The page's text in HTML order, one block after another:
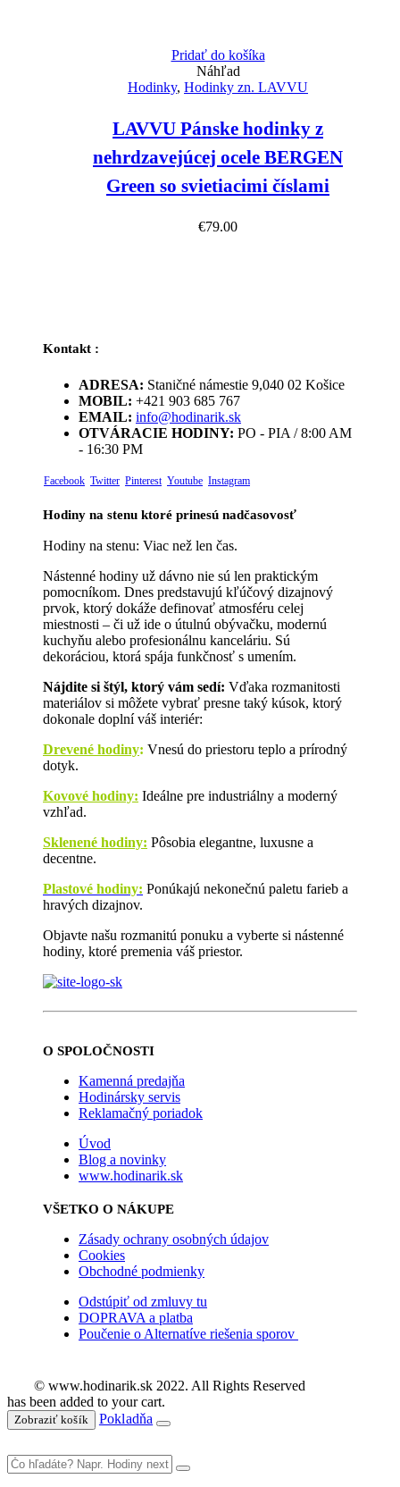
Pridať do košíka
Náhľad
Hodinky, Hodinky zn. LAVVU
LAVVU Pánske hodinky z
nehrdzavejúcej ocele BERGEN
Green so svietiacimi číslami
€79.00
Kontakt :
ADRESA: Staničné námestie 9,040 02 Košice
MOBIL: +421 903 685 767
EMAIL: info@hodinarik.sk
OTVÁRACIE HODINY: PO - PIA / 8:00 AM
- 16:30 PM
Facebook Twitter Pinterest Youtube Instagram
Hodiny na stenu ktoré prinesú nadčasovosť
Hodiny na stenu: Viac než len čas.
Nástenné hodiny už dávno nie sú len praktickým
pomocníkom. Dnes predstavujú kľúčový dizajnový
prvok, ktorý dokáže definovať atmosféru celej
miestnosti – či už ide o útulnú obývačku, modernú
kuchyňu alebo profesionálnu kanceláriu. Sú
dekoráciou, ktorá spája funkčnosť s umením.
Nájdite si štýl, ktorý vám sedí: Vďaka rozmanitosti
materiálov si môžete vybrať presne taký kúsok, ktorý
dokonale doplní váš interiér:
Drevené hodiny: Vnesú do priestoru teplo a prírodný
dotyk.
Kovové hodiny: Ideálne pre industriálny a moderný
vzhľad.
Sklenené hodiny: Pôsobia elegantne, luxusne a
decentne.
Plastové hodiny: Ponúkajú nekonečnú paletu farieb a
hravých dizajnov.
Objavte našu rozmanitú ponuku a vyberte si nástenné
hodiny, ktoré premenia váš priestor.
O SPOLOČNOSTI
Kamenná predajňa
Hodinársky servis
Reklamačný poriadok
Úvod
Blog a novinky
www.hodinarik.sk
VŠETKO O NÁKUPE
Zásady ochrany osobných údajov
Cookies
Obchodné podmienky
Odstúpiť od zmluvy tu
DOPRAVA a platba
Poučenie o Alternatíve riešenia sporov
© www.hodinarik.sk 2022. All Rights Reserved
has been added to your cart.
Zobraziť košík Pokladňa